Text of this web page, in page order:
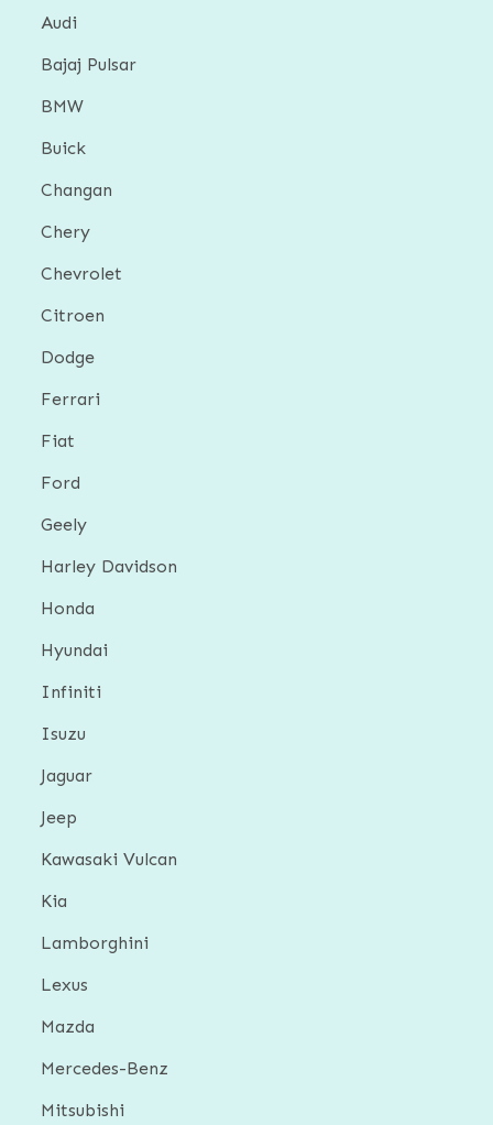
Audi
Bajaj Pulsar
BMW
Buick
Changan
Chery
Chevrolet
Citroen
Dodge
Ferrari
Fiat
Ford
Geely
Harley Davidson
Honda
Hyundai
Infiniti
Isuzu
Jaguar
Jeep
Kawasaki Vulcan
Kia
Lamborghini
Lexus
Mazda
Mercedes-Benz
Mitsubishi